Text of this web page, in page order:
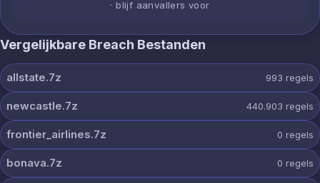
· blijf aanvallers voor
Vergelijkbare Breach Bestanden
allstate.7z 993 regels
newcastle.7z 440.903 regels
frontier_airlines.7z 0 regels
bonava.7z 0 regels